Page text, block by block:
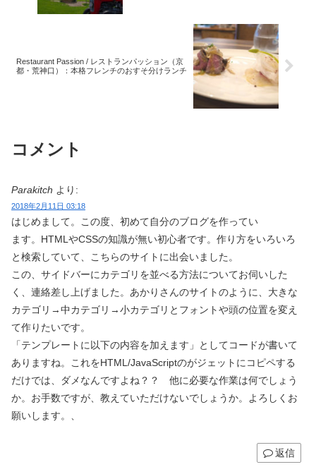
Restaurant Passion / レストランパッション（京
都・荒神口）：本格フレンチのおすそ分けランチ
コメント
Parakitch より:
2018年2月11日 03:18
はじめまして。この度、初めて自分のブログを作ってい
ます。HTMLやCSSの知識が無い初心者です。作り方をいろいろ
と検索していて、こちらのサイトに出会いました。
この、サイドバーにカテゴリを並べる方法についてお伺いした
く、連絡差し上げました。あかりさんのサイトのように、大きな
カテゴリ→中カテゴリ→小カテゴリとフォントや頭の位置を変え
て作りたいです。
「テンプレートに以下の内容を加えます」としてコードが書いて
ありますね。これをHTML/JavaScriptのがジェットにコピペする
だけでは、ダメなんですよね？？ 他に必要な作業は何でしょう
か。お手数ですが、教えていただけないでしょうか。よろしくお
願いします。、
返信